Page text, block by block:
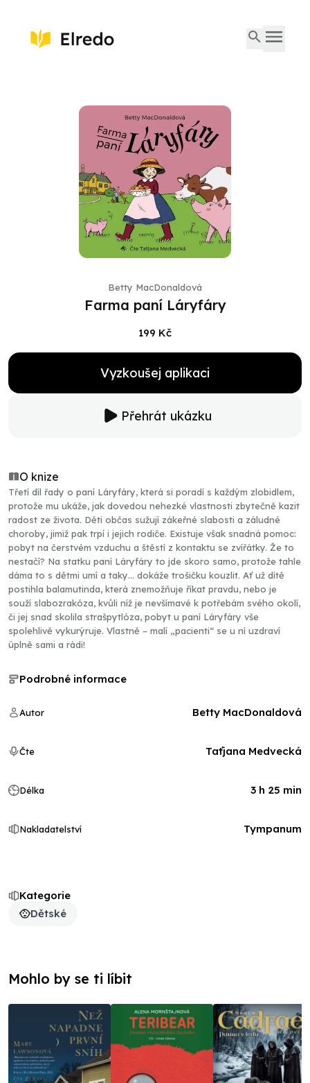
Betty MacDonaldová
Farma paní Láryfáry
199 Kč
Vyzkoušej aplikaci
Přehrát ukázku
O knize
Třetí díl řady o paní Láryfáry, která si poradí s každým zlobidlem,
protože mu ukáže, jak dovedou nehezké vlastnosti zbytečně kazit
radost ze života. Děti občas sužují zákeřné slabosti a záludné
choroby, jimiž pak trpí i jejich rodiče. Existuje však snadná pomoc:
pobyt na čerstvém vzduchu a štěstí z kontaktu se zvířátky. Že to
nestačí? Na statku paní Láryfáry to jde skoro samo, protože tahle
dáma to s dětmi umí a taky… dokáže trošičku kouzlit. Ať už dítě
postihla balamutinda, která znemožňuje říkat pravdu, nebo je
souží slabozrakóza, kvůli níž je nevšímavé k potřebám svého okolí,
či jej snad skolila strašpytlóza, pobyt u paní Láryfáry vše
spolehlivě vykurýruje. Vlastně – malí „pacienti“ se u ní uzdraví
úplně sami a rádi!
Kategorie
Dětské
Podrobné informace
Autor Betty MacDonaldová
Čte Taťjana Medvecká
Délka 3 h 25 min
Nakladatelství Tympanum
Mohlo by se ti líbit